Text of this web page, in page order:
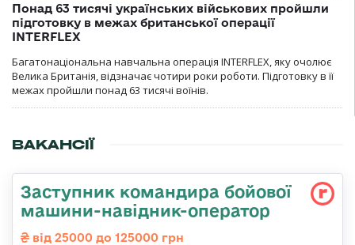
Понад 63 тисячі українських військових пройшли
підготовку в межах британської операції
INTERFLEX
Багатонаціональна навчальна операція INTERFLEX, яку очолює
Велика Британія, відзначає чотири роки роботи. Підготовку в її
межах пройшли понад 63 тисячі воїнів.
ВАКАНСІЇ
Заступник командира бойової
машини-навідник-оператор
від 25000 до 125000 грн